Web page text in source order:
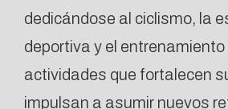
dedicándose al ciclismo, la
deportiva y el
actividades que fortalecen
impulsan a asumir nuevos